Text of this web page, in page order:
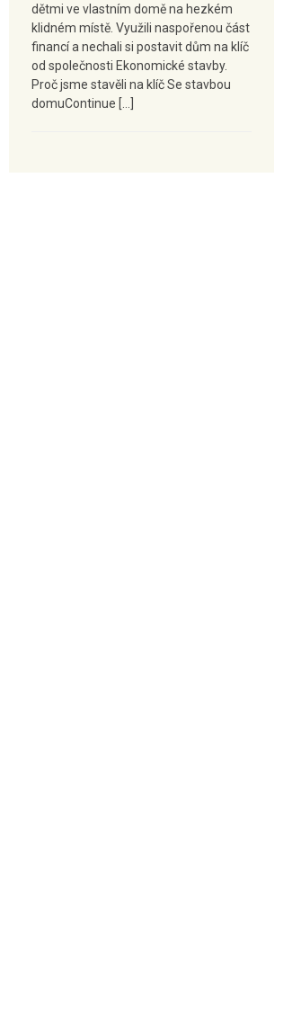
dětmi ve vlastním domě na hezkém
klidném místě. Využili naspořenou část
financí a nechali si postavit dům na klíč
od společnosti Ekonomické stavby.
Proč jsme stavěli na klíč Se stavbou
domuContinue […]